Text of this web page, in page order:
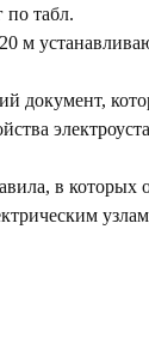
по табл.
м
документ,
в которых